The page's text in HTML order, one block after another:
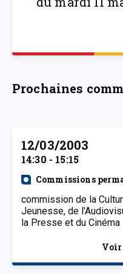
Prochaines
12/03/2003
14:30 - 15:15
Commissions
commission de la
Jeunesse, de
la Presse et du Cinéma
Voir